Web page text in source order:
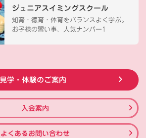
ジュニアスイミングスクール
知育・徳育・体育をバランスよく学ぶ。
お子様の習い事、人気ナンバー1
見学・体験のご案内
入会案内
よくあるお問い合わせ